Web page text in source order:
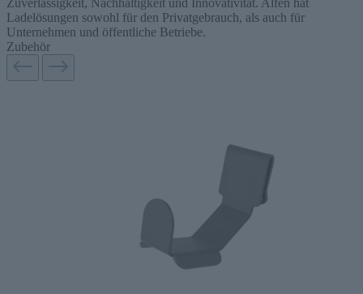
Zuverlässigkeit, Nachhaltigkeit und Innovativität. Alfen hat
Ladelösungen sowohl für den Privatgebrauch, als auch für
Unternehmen und öffentliche Betriebe.
Zubehör